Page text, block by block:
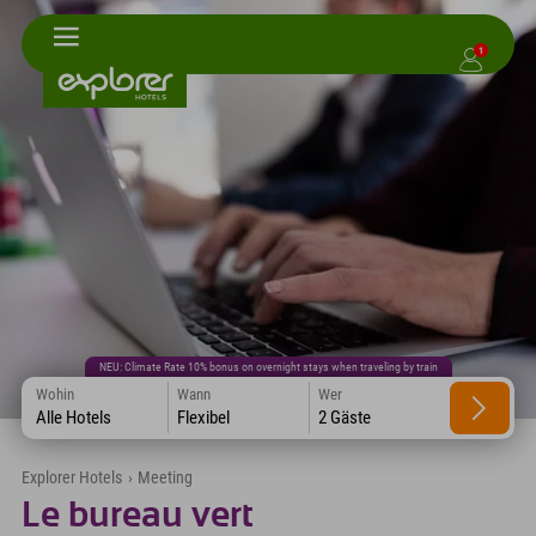
1
NEU: Climate Rate 10% bonus on overnight stays when traveling by train
Wohin
Alle Hotels
Wann
Flexibel
Wer
2 Gäste
Explorer Hotels › Meeting
Le bureau vert